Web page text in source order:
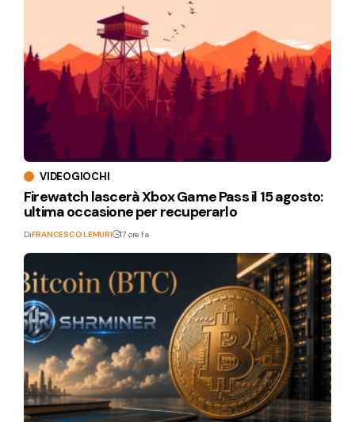
VIDEOGIOCHI
Firewatch lascerà Xbox Game Pass il 15 agosto:
ultima occasione per recuperarlo
DiFRANCESCO LEMURI 17 ore fa